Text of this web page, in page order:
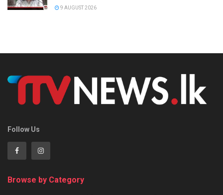
9 AUGUST 2026
Follow Us
Browse by Category